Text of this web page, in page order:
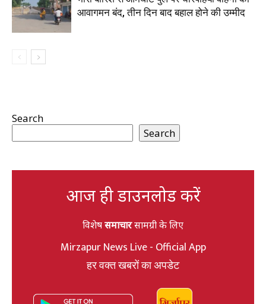
आवागमन बंद, तीन दिन बाद बहाल होने की उम्मीद
Search
Search
आज ही डाउनलोड करें
विशेषसमाचारसामग्री के लिए
Mirzapur News Live - Official App
हर वक्त खबरों का अपडेट